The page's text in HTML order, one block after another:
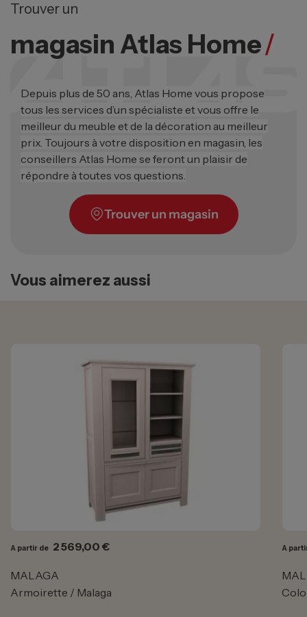
Trouver un
magasin Atlas Home/
Depuis plus de 50 ans, Atlas Home vous propose
tous les services d’un spécialiste et vous offre le
meilleur du meuble et de la décoration au meilleur
prix. Toujours à votre disposition en magasin, les
conseillers Atlas Home se feront un plaisir de
répondre à toutes vos questions.
Trouver un magasin
Vous aimerez aussi
A partir de Prix
2 569,00 €
MALAGA
Armoirette / Malaga
A